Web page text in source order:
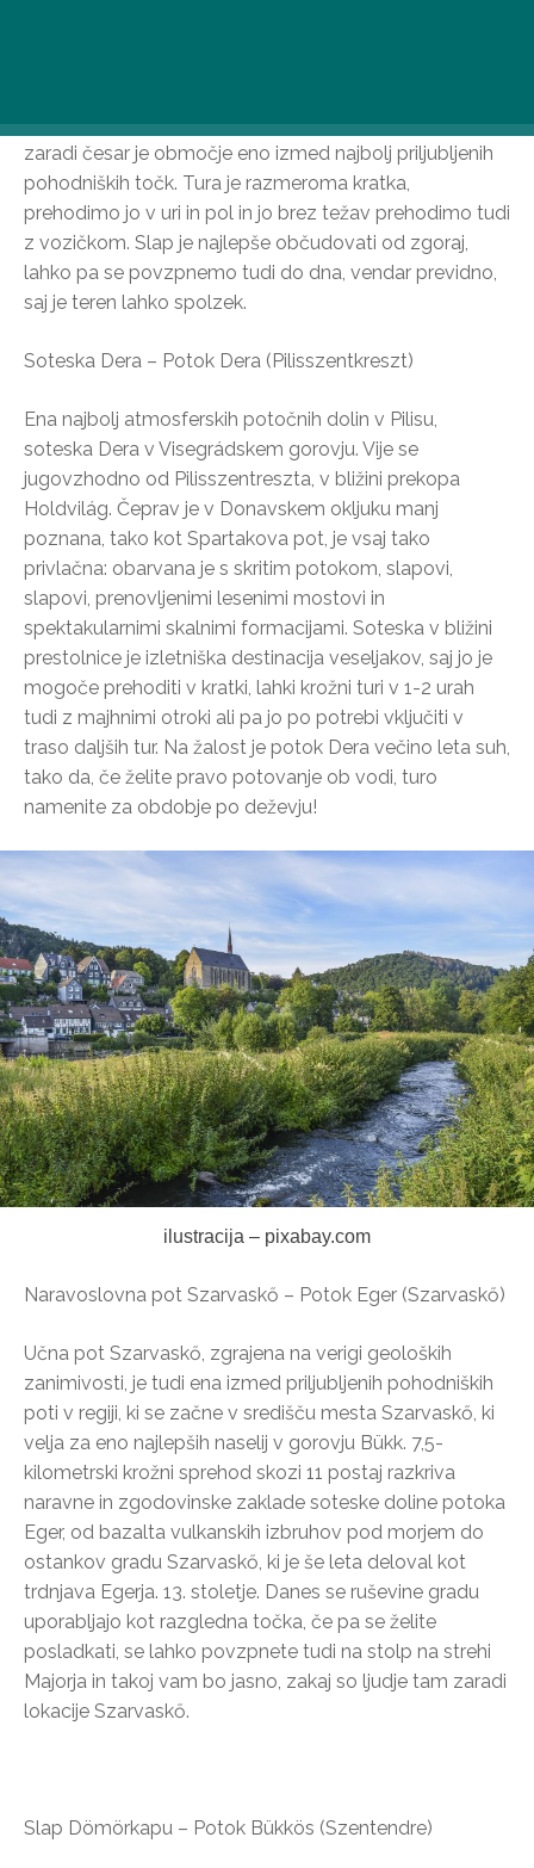
in se skriva v globini gozda, ponuja poseben prizor,
zaradi česar je območje eno izmed najbolj priljubljenih
pohodniških točk. Tura je razmeroma kratka,
prehodimo jo v uri in pol in jo brez težav prehodimo tudi
z vozičkom. Slap je najlepše občudovati od zgoraj,
lahko pa se povzpnemo tudi do dna, vendar previdno,
saj je teren lahko spolzek.
Soteska Dera – Potok Dera (Pilisszentkreszt)
Ena najbolj atmosferskih potočnih dolin v Pilisu,
soteska Dera v Visegrádskem gorovju. Vije se
jugovzhodno od Pilisszentreszta, v bližini prekopa
Holdvilág. Čeprav je v Donavskem okljuku manj
poznana, tako kot Spartakova pot, je vsaj tako
privlačna: obarvana je s skritim potokom, slapovi,
slapovi, prenovljenimi lesenimi mostovi in
spektakularnimi skalnimi formacijami. Soteska v bližini
prestolnice je izletniška destinacija veseljakov, saj jo je
mogoče prehoditi v kratki, lahki krožni turi v 1-2 urah
tudi z majhnimi otroki ali pa jo po potrebi vključiti v
traso daljših tur. Na žalost je potok Dera večino leta suh,
tako da, če želite pravo potovanje ob vodi, turo
namenite za obdobje po deževju!
ilustracija – pixabay.com
Naravoslovna pot Szarvaskő – Potok Eger (Szarvaskő)
Učna pot Szarvaskő, zgrajena na verigi geoloških
zanimivosti, je tudi ena izmed priljubljenih pohodniških
poti v regiji, ki se začne v središču mesta Szarvaskő, ki
velja za eno najlepših naselij v gorovju Bükk. 7,5-
kilometrski krožni sprehod skozi 11 postaj razkriva
naravne in zgodovinske zaklade soteske doline potoka
Eger, od bazalta vulkanskih izbruhov pod morjem do
ostankov gradu Szarvaskő, ki je še leta deloval kot
trdnjava Egerja. 13. stoletje. Danes se ruševine gradu
uporabljajo kot razgledna točka, če pa se želite
posladkati, se lahko povzpnete tudi na stolp na strehi
Majorja in takoj vam bo jasno, zakaj so ljudje tam zaradi
lokacije Szarvaskő.
Slap Dömörkapu – Potok Bükkös (Szentendre)